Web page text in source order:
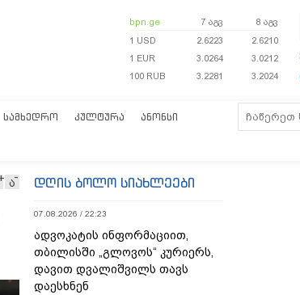
bpn.ge 7 აგვ
8 აგვ
1 USD
2.6223
2.6210
1 EUR
3.0264
3.0212
100 RUB
3.2281 3.2024
ᲡᲐᲛᲮᲔᲓᲠᲝ ᲙᲣᲚᲢᲣᲠᲐ ᲐᲜᲝᲜᲡᲘ
ა დღის ბოლო სიახლეები
07.08.2026 / 22:23
ადვოკატის ინფორმაციით,
თბილისში „გლოვოს“ კურიერს,
დავით დვალიშვილს თავს
დაესხნენ